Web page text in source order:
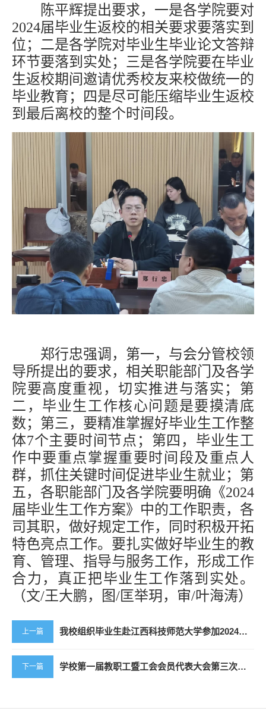
陈平辉提出要求，一是各学院要对
2024届毕业生返校的相关要求要落实到
位；二是各学院对毕业生毕业论文答辩
环节要落到实处；三是各学院要在毕业
生返校期间邀请优秀校友来校做统一的
毕业教育；四是尽可能压缩毕业生返校
到最后离校的整个时间段。
郑行忠强调，第一，与会分管校领
导所提出的要求，相关职能部门及各学
院要高度重视，切实推进与落实；第
二，毕业生工作核心问题是要摸清底
数； 第三，要精准掌握好毕业生工作整
体7个主要时间节点；第四，毕业生工
作中要重点掌握重要时间段及重点人
群，抓住关键时间促进毕业生就业；第
五，各职能部门及各学院要明确《2024
届毕业生工作方案》中的工作职责，各
司其职，做好规定工作，同时积极开拓
特色亮点工作。要扎实做好毕业生的教
育、管理、指导与服务工作， 形成工作
合力，真正把毕业生工作落到实处。
（文/王大鹏，图/匡举玥，审/叶海涛）
上一篇 我校组织毕业生赴江西科技师范大学参加2024届毕业生春季供需见面会
下一篇 学校第一届教职工暨工会会员代表大会第三次会议胜利召开